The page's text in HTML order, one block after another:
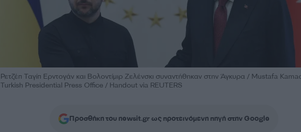
Ρετζέπ Ταγίπ Ερντογάν και Βολοντίμιρ Ζελένσκι συναντήθηκαν στην Άγκυρα / Mustafa
Turkish Presidential Press Office / Handout via REUTERS
Προσθήκη του newsit.gr ως προτεινόμενη πηγή στην Google